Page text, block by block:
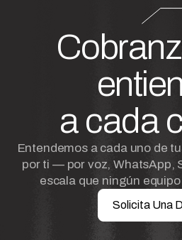
a cada
Entendemos a cada uno de
por ti — por voz, WhatsApp,
escala que ningún
Solicita Una